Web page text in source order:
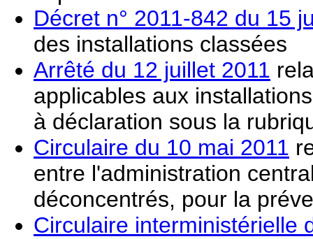
Décret n° 2011-842 du 15
des installations classées
Arrêté du 12 juillet 2011
applicables aux
à déclaration sous la
Circulaire du 10 mai 2011
entre l'administration
déconcentrés, pour la
Circulaire interministérielle